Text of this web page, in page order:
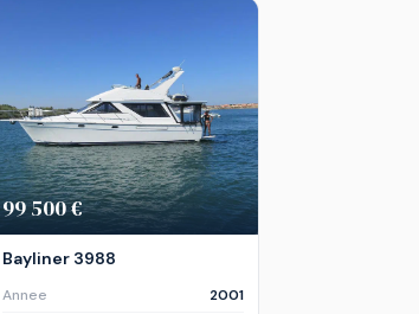
99 500 €
Bayliner 3988
Annee
2001